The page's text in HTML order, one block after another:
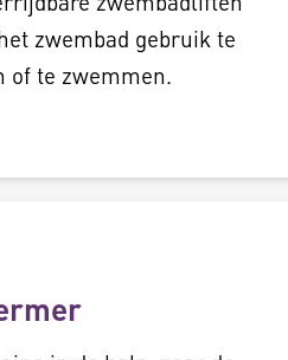
zwembad gebruik te
of te zwemmen.